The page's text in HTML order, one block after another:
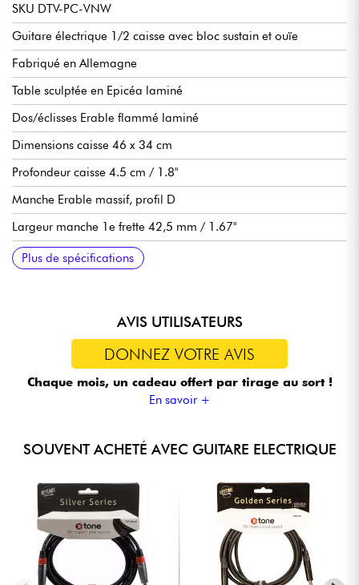
SKU DTV-PC-VNW
Guitare électrique 1/2 caisse avec bloc sustain et ouïe
Fabriqué en Allemagne
Table sculptée en Epicéa laminé
Dos/éclisses Erable flammé laminé
Dimensions caisse 46 x 34 cm
Profondeur caisse 4.5 cm / 1.8"
Manche Erable massif, profil D
Largeur manche 1e frette 42,5 mm / 1.67"
Largeur manche 1ee frette 52 mm / 2.05"
Epaisseur manche 1e frette 21 mm / 0.8"
Epaisseur manche 12e frette 24 mm / 0.95"
Touche Palissandre indien, 22x frettes jumbo (2,8 x 1,0 mm)
Diapason 648 mm / 25.5"
Radius 305 mm / 12"
Micros simple bobinage Duesenberg "Phonico" P90 Domino
Master volume, master tone, sélecteur micros 4 positions
Vibrato Duesenberg Radiator
Chevalet Radiator tremolo
Mécaniques Duesenberg Z-Tuners, boutons "Art Diego"
Livrée en étui
Plus de spécifications
AVIS UTILISATEURS
DONNEZ VOTRE AVIS
Chaque mois, un cadeau offert par tirage au sort !
En savoir +
SOUVENT ACHETÉ AVEC GUITARE ELECTRIQUE